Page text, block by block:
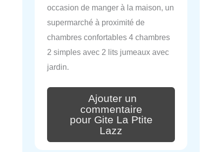
occasion de manger à la maison, un
supermarché à proximité de
chambres confortables 4 chambres
2 simples avec 2 lits jumeaux avec
jardin.
Ajouter un
commentaire
pour Gite La Ptite
Lazz